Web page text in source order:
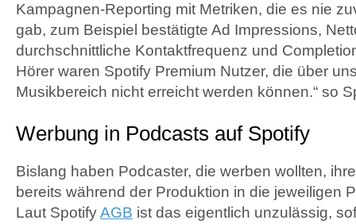
Kampagnen-Reporting mit Metriken, die es nie
gab, zum Beispiel bestätigte Ad Impressions,
durchschnittliche Kontaktfrequenz und
Hörer waren Spotify Premium Nutzer, die über
Musikbereich nicht erreicht werden können.“ so
Werbung in Podcasts auf Spotify
Bislang haben Podcaster, die werben wollten,
bereits während der Produktion in die jeweiligen
Laut SpotifyAGB ist das eigentlich unzulässig,